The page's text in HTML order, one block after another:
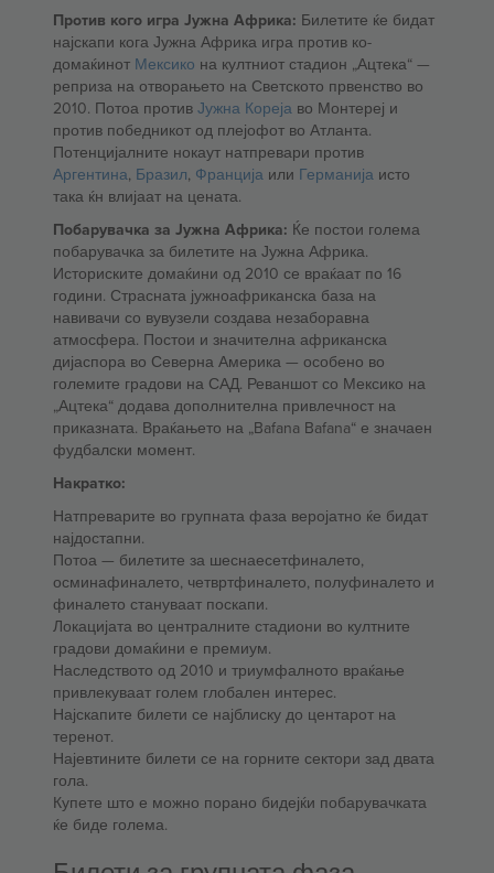
Против кого игра Јужна Африка: Билетите ќе бидат
најскапи кога Јужна Африка игра против ко-
домаќинот Мексико на култниот стадион „Ацтека“ —
реприза на отворањето на Светското првенство во
2010. Потоа против Јужна Кореја во Монтереј и
против победникот од плејофот во Атланта.
Потенцијалните нокаут натпревари против
Аргентина, Бразил, Франција или Германија исто
така ќн влијаат на цената.
Побарувачка за Јужна Африка: Ќе постои голема
побарувачка за билетите на Јужна Африка.
Историските домаќини од 2010 се враќаат по 16
години. Страсната јужноафриканска база на
навивачи со вувузели создава незаборавна
атмосфера. Постои и значителна африканска
дијаспора во Северна Америка — особено во
големите градови на САД. Реваншот со Мексико на
„Ацтека“ додава дополнителна привлечност на
приказната. Враќањето на „Bafana Bafana“ е значаен
фудбалски момент.
Накратко:
Натпреварите во групната фаза веројатно ќе бидат
најдостапни.
Потоа — билетите за шеснаесетфиналето,
осминафиналето, четвртфиналето, полуфиналето и
финалето стануваат поскапи.
Локацијата во централните стадиони во култните
градови домаќини е премиум.
Наследството од 2010 и триумфалното враќање
привлекуваат голем глобален интерес.
Најскапите билети се најблиску до центарот на
теренот.
Најевтините билети се на горните сектори зад двата
гола.
Купете што е можно порано бидејќи побарувачката
ќе биде голема.